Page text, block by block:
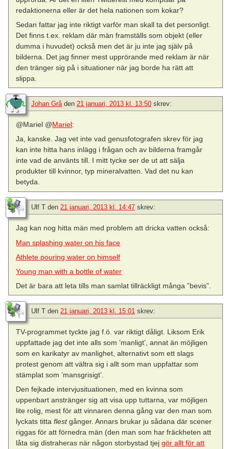
redaktionerna eller är det hela nationen som kokar?
Sedan fattar jag inte riktigt varför man skall ta det personligt.
Det finns t.ex. reklam där män framställs som objekt (eller
dumma i huvudet) också men det är ju inte jag själv på
bilderna. Det jag finner mest upprörande med reklam är när
den tränger sig på i situationer när jag borde ha rätt att
slippa.
Johan Gråden 21 januari, 2013 kl. 13:50 skrev:
@Mariel @Mariel:
Ja, kanske. Jag vet inte vad genusfotografen skrev för jag
kan inte hitta hans inlägg i frågan och av bilderna framgår
inte vad de använts till. I mitt tycke ser de ut att sälja
produkter till kvinnor, typ mineralvatten. Vad det nu kan
betyda.
Ulf T den 21 januari, 2013 kl. 14:47 skrev:
Jag kan nog hitta män med problem att dricka vatten också:
Man splashing water on his face
Athlete pouring water on himself
Young man with a bottle of water
Det är bara att leta tills man samlat tillräckligt många ”bevis”.
Ulf T den 21 januari, 2013 kl. 15:01 skrev:
TV-programmet tyckte jag f.ö. var riktigt dåligt. Liksom Erik
uppfattade jag det inte alls som ’manligt’, annat än möjligen
som en karikatyr av manlighet, alternativt som ett slags
protest genom att vältra sig i allt som man uppfattar som
stämplat som ’mansgrisigt’.
Den fejkade intervjusituationen, med en kvinna som
uppenbart anstränger sig att visa upp tuttarna, var möjligen
lite rolig, mest för att vinnaren denna gång var den man som
lyckats tittaflestgånger. Annars brukar ju sådana där scener
riggas för att förnedra män (den man som har fräckheten att
låta sig distraheras när någon storbystad tjejgör allt för att